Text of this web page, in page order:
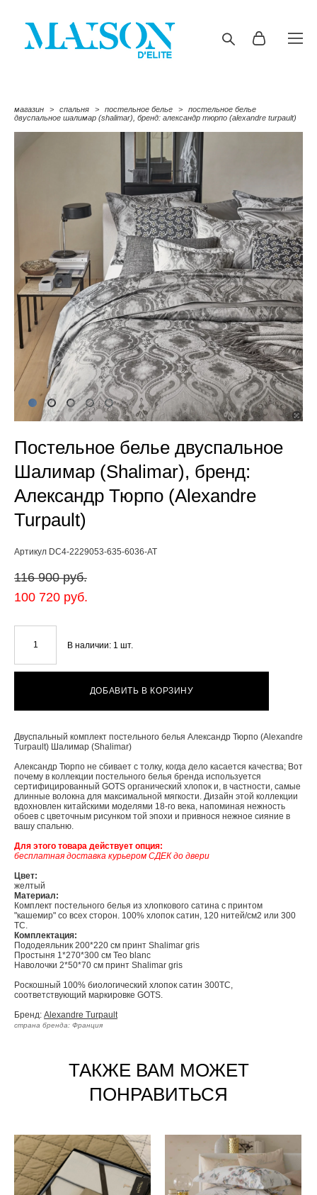
магазин > спальня > постельное белье >
постельное белье
двуспальное шалимар (shalimar), бренд: александр тюрпо (alexandre turpault)
Постельное белье двуспальное
Шалимар (Shalimar), бренд:
Александр Тюрпо (Alexandre
Turpault)
Артикул DC4-2229053-635-6036-AT
116 900 pуб.
100 720 pуб.
В наличии: 1 шт.
ДОБАВИТЬ В КОРЗИНУ
Двуспальный комплект постельного белья Александр Тюрпо (Alexandre
Turpault) Шалимар (Shalimar)
Александр Тюрпо не сбивает с толку, когда дело касается качества; Вот
почему в коллекции постельного белья бренда используется
сертифицированный GOTS органический хлопок и, в частности, самые
длинные волокна для максимальной мягкости. Дизайн этой коллекции
вдохновлен китайскими моделями 18-го века, напоминая нежность
обоев с цветочным рисунком той эпохи и привнося нежное сияние в
вашу спальню.
Для этого товара действует опция:
бесплатная доставка курьером СДЕК до двери
Цвет:
желтый
Материал:
Комплект постельного белья из хлопкового сатина с принтом
"кашемир" со всех сторон. 100% хлопок сатин, 120 нитей/см2 или 300
ТС.
Комплектация:
Пододеяльник 200*220 см принт Shalimar gris
Простыня 1*270*300 см Teo blanc
Наволочки 2*50*70 см принт Shalimar gris
Pоскошный 100% биологический хлопок сатин 300TC,
соответствующий маркировке GOTS.
Бренд: Alexandre Turpault
страна бренда: Франция
ТАКЖЕ ВАМ МОЖЕТ
ПОНРАВИТЬСЯ